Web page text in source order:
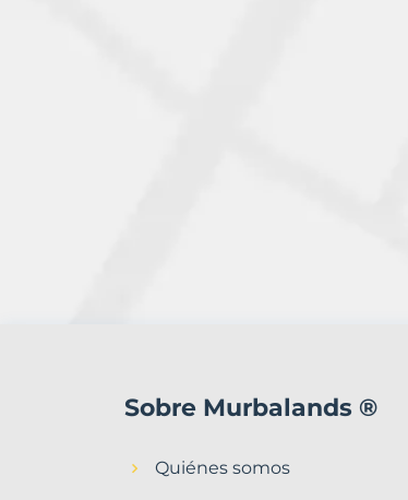
Sobre Murbalands ®
Quiénes somos